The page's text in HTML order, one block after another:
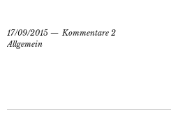
17/09/2015
Kommentare 2
Allgemein